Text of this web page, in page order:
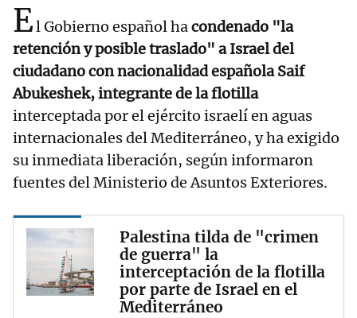
El Gobierno español hacondenado "la
retención y posible traslado" a Israel del
ciudadano con nacionalidad española Saif
Abukeshek, integrante de la flotilla
interceptada por el ejército israelí en aguas
internacionales del Mediterráneo, y ha exigido
su inmediata liberación, según informaron
fuentes del Ministerio de Asuntos Exteriores.
Palestina tilda de "crimen
de guerra" la
interceptación de la flotilla
por parte de Israel en el
Mediterráneo